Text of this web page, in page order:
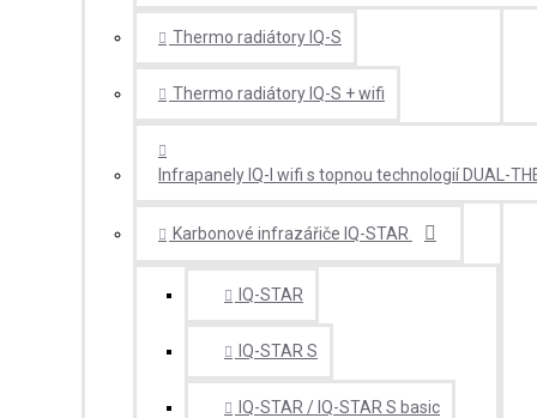
Thermo radiátory IQ-S
Thermo radiátory IQ-S + wifi
Infrapanely IQ-I wifi s topnou technologií DUAL-
Karbonové infrazářiče IQ-STAR
IQ-STAR
IQ-STAR S
IQ-STAR / IQ-STAR S basic